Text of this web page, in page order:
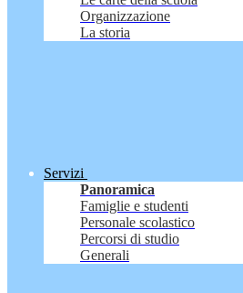
Organizzazione
La storia
Servizi
Panoramica
Famiglie e studenti
Personale scolastico
Percorsi di studio
Generali